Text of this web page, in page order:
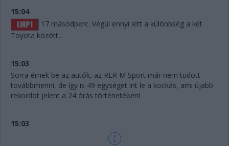
15:04
17 másodperc. Végül ennyi lett a különbség a két
Toyota között...
15:03
Sorra érnek be az autók, az RLR M Sport már nem tudott
továbbmenni, de így is 49 egységet int le a kockás, ami újabb
rekordot jelent a 24 órás történetében!
15:03